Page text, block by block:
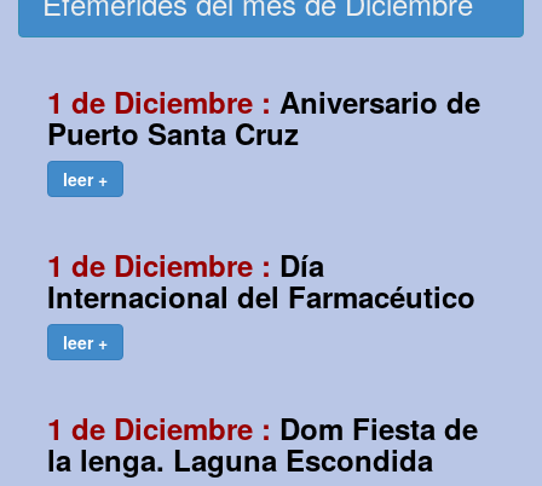
1 de Diciembre : Aniversario de
Puerto Santa Cruz
leer +
1 de Diciembre : Día
Internacional del Farmacéutico
leer +
1 de Diciembre : Dom Fiesta de
la lenga. Laguna Escondida